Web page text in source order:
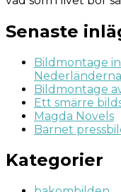
Senaste
Bildmontage
Nederländerna
Bildmontage
Ett smärre
Magda Novels
Barnet
Kategorier